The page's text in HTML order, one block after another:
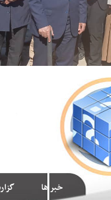
خبر ها